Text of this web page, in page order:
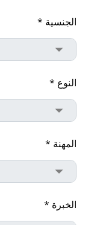
الجنسية *
النوع *
المهنة *
الخبرة *